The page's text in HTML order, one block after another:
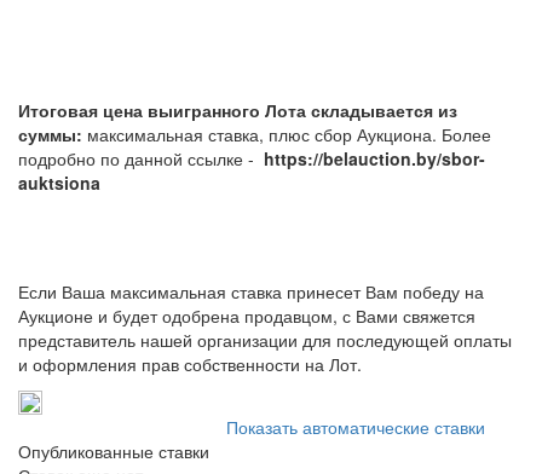
Итоговая цена выигранного Лота складывается из
суммы: максимальная ставка, плюс сбор Аукциона. Более
подробно по данной ссылке - https://belauction.by/sbor-
auktsiona
Если Ваша максимальная ставка принесет Вам победу на
Аукционе и будет одобрена продавцом, с Вами свяжется
представитель нашей организации для последующей оплаты
и оформления прав собственности на Лот.
Показать автоматические ставки
Опубликованные ставки